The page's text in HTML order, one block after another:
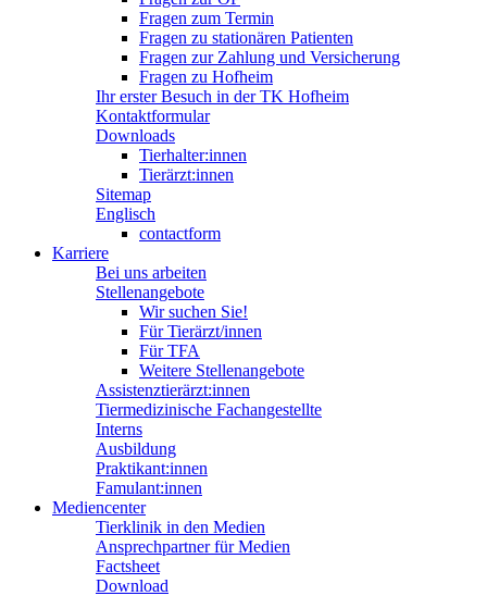
Fragen zum Termin
Fragen zu stationären Patienten
Fragen zur Zahlung und Versicherung
Fragen zu Hofheim
Ihr erster Besuch in der TK Hofheim
Kontaktformular
Downloads
Tierhalter:innen
Tierärzt:innen
Sitemap
Englisch
contactform
Karriere
Bei uns arbeiten
Stellenangebote
Wir suchen Sie!
Für Tierärzt/innen
Für TFA
Weitere Stellenangebote
Assistenztierärzt:innen
Tiermedizinische Fachangestellte
Interns
Ausbildung
Praktikant:innen
Famulant:innen
Mediencenter
Tierklinik in den Medien
Ansprechpartner für Medien
Factsheet
Download